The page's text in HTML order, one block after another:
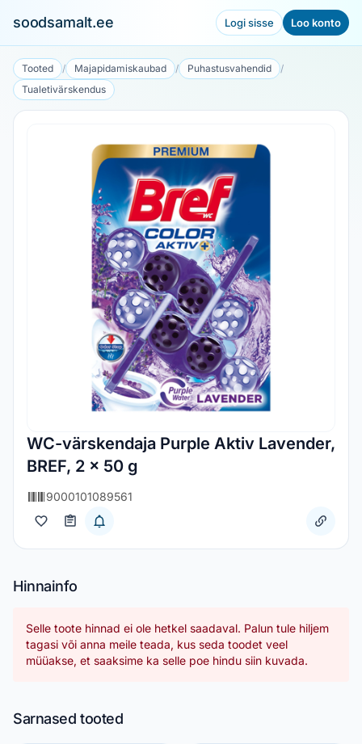
soodsamalt.ee Logi sisse Loo konto
Tooted / Majapidamiskaubad / Puhastusvahendid
/
Tualetivärskendus
WC-värskendaja Purple Aktiv Lavender,
BREF, 2 x 50 g
9000101089561
Hinnainfo
Selle toote hinnad ei ole hetkel saadaval. Palun tule hiljem
tagasi või anna meile teada, kus seda toodet veel
müüakse, et saaksime ka selle poe hindu siin kuvada.
Sarnased tooted